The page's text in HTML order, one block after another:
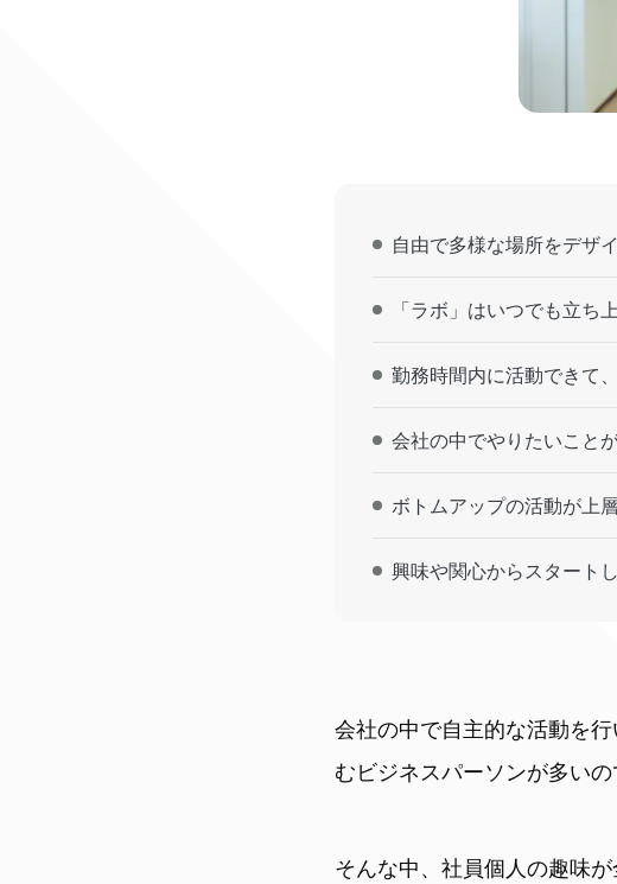
自由で多様な場所をデザ
「ラボ」はいつでも立ち
勤務時間内に活動できて
会社の中でやりたいこと
ボトムアップの活動が上
興味や関心からスタート
会社の中で自主的な活動を
むビジネスパーソンが多いの
そんな中、社員個人の趣味